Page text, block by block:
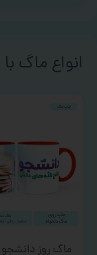
انواع ماگ
ماگ روز